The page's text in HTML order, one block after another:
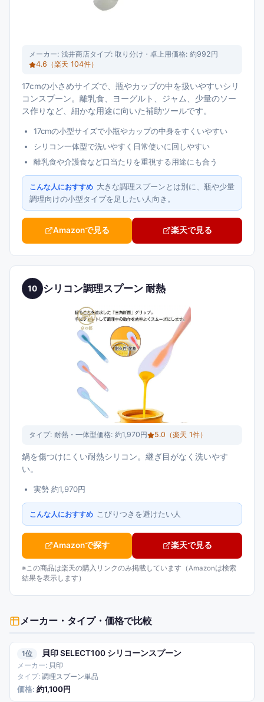
メーカー: 浅井商店タイプ: 取り分け・卓上用価格: 約992円
4.6 （楽天 104件）
17cmの小さめサイズで、瓶やカップの中を扱いやすいシリ
コンスプーン。離乳食、ヨーグルト、ジャム、少量のソー
ス作りなど、細かな用途に向いた補助ツールです。
17cmの小型サイズで小瓶やカップの中身をすくいやすい
シリコン一体型で洗いやすく日常使いに回しやすい
離乳食や介護食など口当たりを重視する用途にも合う
こんな人におすすめ 大きな調理スプーンとは別に、瓶や少量
調理向けの小型タイプを足したい人向き。
Amazonで見る 楽天で見る
10 シリコン調理スプーン 耐熱
タイプ: 耐熱・一体型価格: 約1,970円 5.0 （楽天 1件）
鍋を傷つけにくい耐熱シリコン。継ぎ目がなく洗いやす
い。
実勢 約1,970円
こんな人におすすめ こびりつきを避けたい人
Amazonで探す 楽天で見る
※この商品は楽天の購入リンクのみ掲載しています（Amazonは検索
結果を表示します）
メーカー・タイプ・価格で比較
1 貝印 SELECT100 シリコーンスプーン
貝印
調理スプーン単品
約1,100円